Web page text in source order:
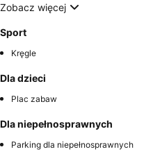
Zobacz więcej
Sport
Kręgle
Dla dzieci
Plac zabaw
Dla niepełnosprawnych
Parking dla niepełnosprawnych